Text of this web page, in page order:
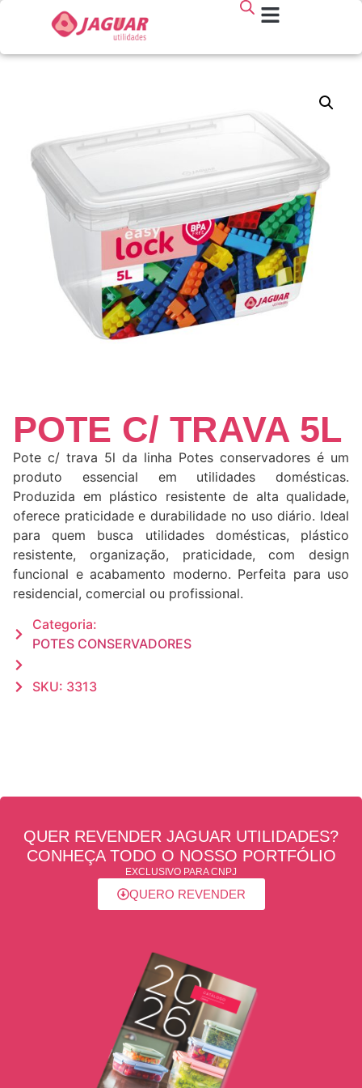
POTE C/ TRAVA 5L
Pote c/ trava 5l da linha Potes conservadores é um
produto essencial em utilidades domésticas.
Produzida em plástico resistente de alta qualidade,
oferece praticidade e durabilidade no uso diário. Ideal
para quem busca utilidades domésticas, plástico
resistente, organização, praticidade, com design
funcional e acabamento moderno. Perfeita para uso
residencial, comercial ou profissional.
Categoria:
POTES CONSERVADORES
SKU: 3313
QUER REVENDER JAGUAR UTILIDADES?
CONHEÇA TODO O NOSSO PORTFÓLIO
EXCLUSIVO PARA CNPJ
QUERO REVENDER